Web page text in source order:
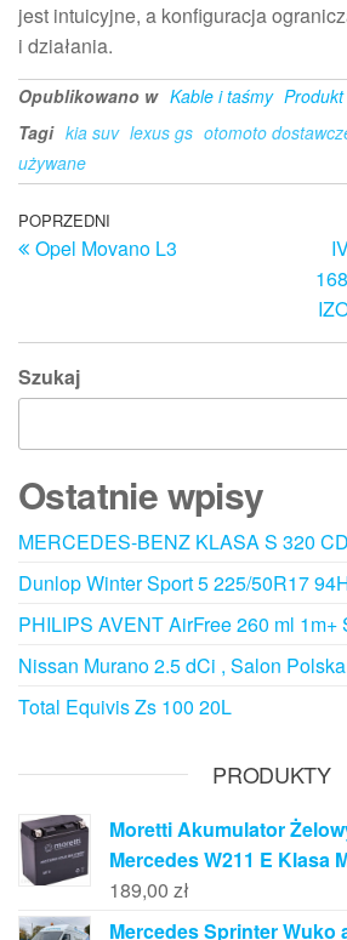
jest intuicyjne, a konfiguracja
i działania.
Opublikowano w Kable i taśmy Produkt
Tagi kia suv lexus gs otomoto
używane
Nawigacja
wpisu
Poprzedni
wpis
POPRZEDNI
Opel Movano L3
Szukaj
Ostatnie wpisy
MERCEDES-BENZ KLASA S 320
Dunlop Winter Sport 5 225/50R17
PHILIPS AVENT AirFree 260 ml 1m+
Nissan Murano 2.5 dCi , Salon
Total Equivis Zs 100 20L
PRODUKTY
Moretti Akumulator
Mercedes W211 E Klasa
189,00 zł
Mercedes Sprinter Wuko